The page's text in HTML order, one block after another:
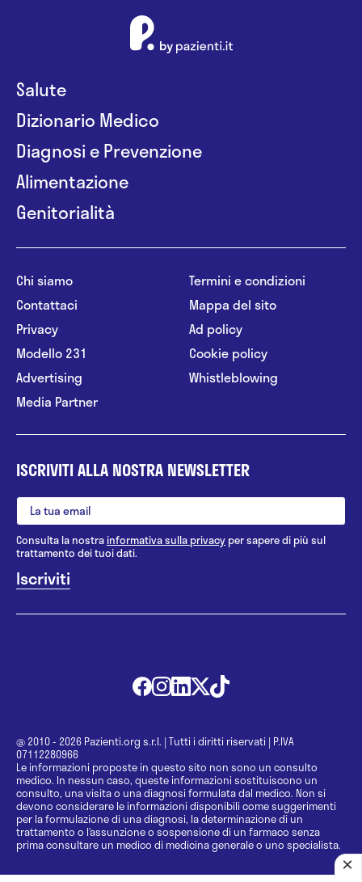
Salute
Dizionario Medico
Diagnosi e Prevenzione
Alimentazione
Genitorialità
Chi siamo
Contattaci
Privacy
Modello 231
Advertising
Media Partner
Termini e condizioni
Mappa del sito
Ad policy
Cookie policy
Whistleblowing
ISCRIVITI ALLA NOSTRA NEWSLETTER
Consulta la nostrainformativa sulla privacy per sapere di più sul
trattamento dei tuoi dati.
@ 2010 - 2026 Pazienti.org s.r.l. | Tutti i diritti riservati | P.IVA
07112280966
Le informazioni proposte in questo sito non sono un consulto
medico. In nessun caso, queste informazioni sostituiscono un
consulto, una visita o una diagnosi formulata dal medico. Non si
devono considerare le informazioni disponibili come suggerimenti
per la formulazione di una diagnosi, la determinazione di un
trattamento o l’assunzione o sospensione di un farmaco senza
prima consultare un medico di medicina generale o uno specialista.